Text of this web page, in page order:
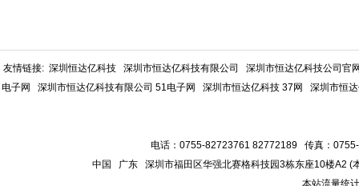
友情链接: 深圳恒达亿科技 深圳市恒达亿科技有限公司
深圳市恒达亿科技公司官
电子网
深圳市恒达亿科技有限公司 51电子网 深圳市恒达亿科技 37网 深圳市恒
电话：0755-82723761 82772189 传真：
中国 广东 深圳市福田区华强北赛格科技园3栋东座10楼A2 (
本站流量统